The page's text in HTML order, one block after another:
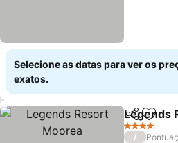
Selecione as datas para ver os
exatos.
Partilhar
Legends
4 Estrelas
/